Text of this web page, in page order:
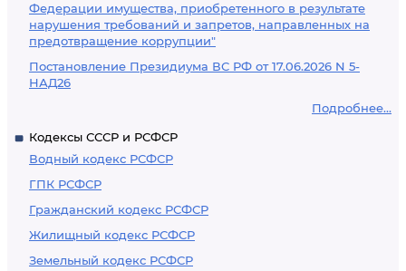
Федерации имущества, приобретенного в результате
нарушения требований и запретов, направленных на
предотвращение коррупции"
Постановление Президиума ВС РФ от 17.06.2026 N 5-
НАД26
Подробнее...
Кодексы СССР и РСФСР
Водный кодекс РСФСР
ГПК РСФСР
Гражданский кодекс РСФСР
Жилищный кодекс РСФСР
Земельный кодекс РСФСР